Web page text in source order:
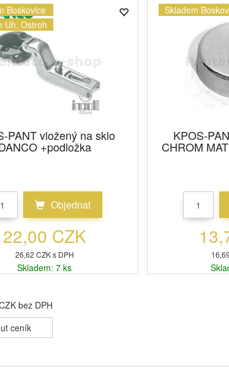
Boskovice
Uh. Ostroh
PANT vložený na sklo
+podložka
Objednat
22,00 CZK
26,62 CZK s DPH
Skladem: 7 ks
Skladem
KPOS-
CHROM
bez DPH
ceník